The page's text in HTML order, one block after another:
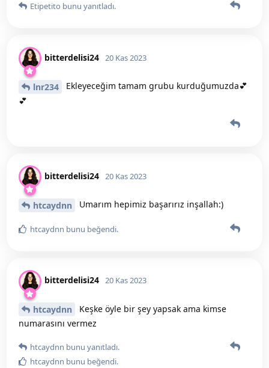
Etipetito bunu yanıtladı.
bitterdelisi24 20 Kas 2023
lnr234
Ekleyeceğim tamam grubu kurduğumuzda💕
💕
bitterdelisi24 20 Kas 2023
htcaydnn Umarım hepimiz başarırız inşallah:)
htcaydnn bunu beğendi.
bitterdelisi24 20 Kas 2023
htcaydnn
Keşke öyle bir şey yapsak ama kimse
numarasını vermez
htcaydnn bunu yanıtladı.
htcaydnn bunu beğendi.